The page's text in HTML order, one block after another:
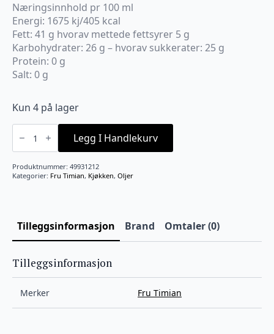
Næringsinnhold pr 100 ml
Energi: 1675 kj/405 kcal
Fett: 41 g hvorav mettede fettsyrer 5 g
Karbohydrater: 26 g – hvorav sukkerater: 25 g
Protein: 0 g
Salt: 0 g
Kun 4 på lager
Kremet
salatdressing
appelsin
og
mango
Fru
Legg I Handlekurv
Produktnummer: 49931212
Kategorier: Fru Timian, Kjøkken, Oljer
Tilleggsinformasjon Brand Omtaler (0)
Tilleggsinformasjon
Merker Fru Timian